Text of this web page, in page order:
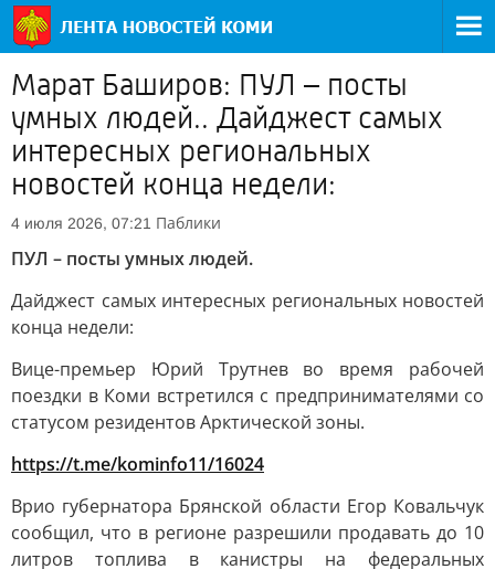
Марат Баширов: ПУЛ – посты
умных людей.. Дайджест самых
интересных региональных
новостей конца недели:
4 июля 2026, 07:21 Паблики
ПУЛ – посты умных людей.
Дайджест самых интересных региональных новостей
конца недели:
Вице-премьер Юрий Трутнев во время рабочей
поездки в Коми встретился с предпринимателями со
статусом резидентов Арктической зоны.
https://t.me/kominfo11/16024
Врио губернатора Брянской области Егор Ковальчук
сообщил, что в регионе разрешили продавать до 10
литров топлива в канистры на федеральных